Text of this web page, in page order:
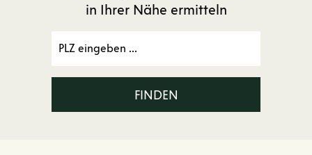
in Ihrer Nähe ermitteln
FINDEN